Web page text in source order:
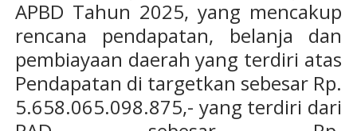
APBD Tahun 2025, yang mencakup
rencana pendapatan, belanja dan
pembiayaan daerah yang terdiri atas
Pendapatan di targetkan sebesar Rp.
5.658.065.098.875,- yang terdiri dari